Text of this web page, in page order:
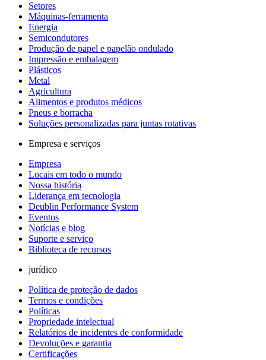
Setores
Máquinas-ferramenta
Energia
Semicondutores
Produção de papel e papelão ondulado
Impressão e embalagem
Plásticos
Metal
Agricultura
Alimentos e produtos médicos
Pneus e borracha
Soluções personalizadas para juntas rotativas
Empresa e serviços
Empresa
Locais em todo o mundo
Nossa história
Liderança em tecnologia
Deublin Performance System
Eventos
Notícias e blog
Suporte e serviço
Biblioteca de recursos
jurídico
Política de proteção de dados
Termos e condições
Políticas
Propriedade intelectual
Relatórios de incidentes de conformidade
Devoluções e garantia
Certificações